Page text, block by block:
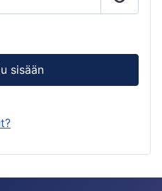
Näytä
sisään